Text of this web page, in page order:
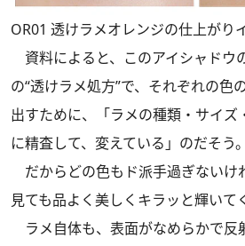
OR01 透けラメオレンジの仕上がり
資料によると、このアイシャドウ
の“透けラメ処方”で、それぞれの色
出すために、「ラメの種類・サイズ
に精査して、変えている」のだそう。
だからどの色もド派手過ぎないけ
見ても品よく美しくキラッと輝いて
ラメ自体も、表面がなめらかで反